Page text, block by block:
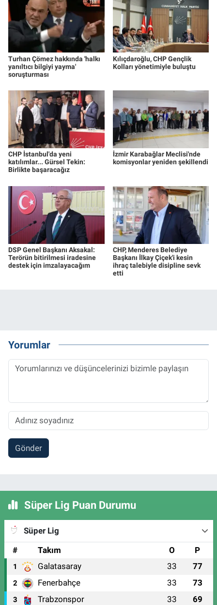
Turhan Çömez hakkında 'halkı
yanıltıcı bilgiyi yayma'
soruşturması
Kılıçdaroğlu, CHP Gençlik
Kolları yönetimiyle buluştu
CHP İstanbul'da yeni
katılımlar... Gürsel Tekin:
Birlikte başaracağız
İzmir Karabağlar Meclisi'nde
komisyonlar yeniden şekillendi
DSP Genel Başkanı Aksakal:
Terörün bitirilmesi iradesine
destek için imzalayacağım
CHP, Menderes Belediye
Başkanı İlkay Çiçek'i kesin
ihraç talebiyle disipline sevk
etti
Yorumlar
Gönder
Süper Lig Puan Durumu
Süper Lig
#
Takım O P
1 Galatasaray 33 77
2 Fenerbahçe 33 73
3 Trabzonspor 33 69